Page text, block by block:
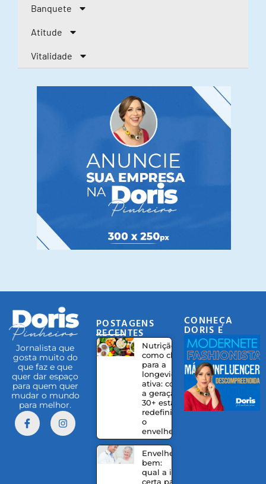
Banquete
Atitude
Vitalidade
Jornalista que
gosta muito do
que faz e que
quer dar espaço
para quem quer
mudar o mundo
para melhor.
POSTAGENS
RECENTES
Nutrição
como chave
para a
longevidade
ativa: como
a geração
30+ está
redefinindo
o
envelhecer
Envelhecer
bem:
qual a idade
certa para
CONHEÇA
DORIS E
EQUIPE